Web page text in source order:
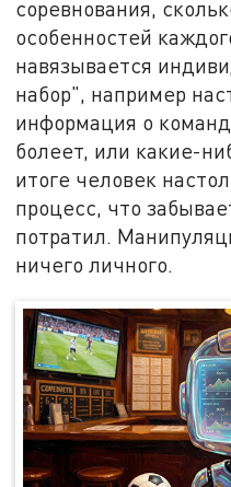
соревнования,
особенностей
навязывается
набор", например
информация о
болеет, или какие-
итоге человек
процесс, что
потратил.
ничего личного.